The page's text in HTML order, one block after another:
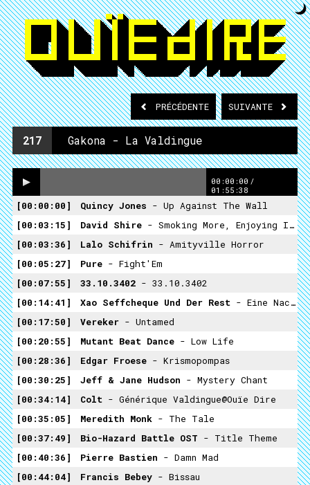
PRÉCÉDENTE SUIVANTE
217 Gakona - La Valdingue
00:00:00 /
01:55:38
00:00:00 Quincy Jones - Up Against The Wall
00:03:15
David Shire - Smoking More, Enjoying It Less
00:03:36
Lalo Schifrin - Amityville Horror
00:05:27
Pure - Fight'Em
00:07:55
33.10.3402 - 33.10.3402
00:14:41
Xao Seffcheque Und Der Rest - Eine Nacht In Deutschland
00:17:50
Vereker - Untamed
00:20:55
Mutant Beat Dance - Low Life
00:28:36
Edgar Froese - Krismopompas
00:30:25
Jeff & Jane Hudson - Mystery Chant
00:34:14
Colt - Générique Valdingue@Ouïe Dire
00:35:05
Meredith Monk - The Tale
00:37:49
Bio-Hazard Battle OST - Title Theme
00:40:36
Pierre Bastien - Damn Mad
00:44:04
Francis Bebey - Bissau